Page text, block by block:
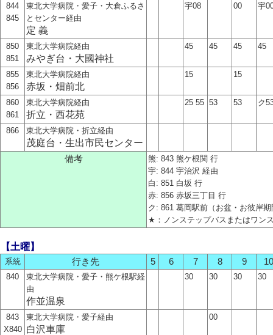
844
845
東北大学病院・愛子・大倉ふるさ
とセンター経由
定 義
宇08 00 宇
850
851
東北大学病院経由
みやぎ台・大國神社
45 45 45 45
855
856
東北大学病院経由
赤坂・畑前北
15 15
860
861
東北大学病院経由
折立・西花苑
25 55 53 53 ク
866 東北大学病院・折立経由
茂庭台・生出市民センター
備考
熊: 843 熊ケ根関 行
宇: 844 宇治沢 経由
白: 851 白坂 行
赤: 856 赤坂三丁目 行
ク: 861 葛岡駅前（お盆・お彼岸
★：ノンステップバスまたはワン
【土曜】
系統 行き先 5 6 7 8 9 10
840
東北大学病院・愛子・熊ケ根駅経
由
作並温泉
30 30 30 30
843
X840
東北大学病院・愛子経由
白沢車庫
00